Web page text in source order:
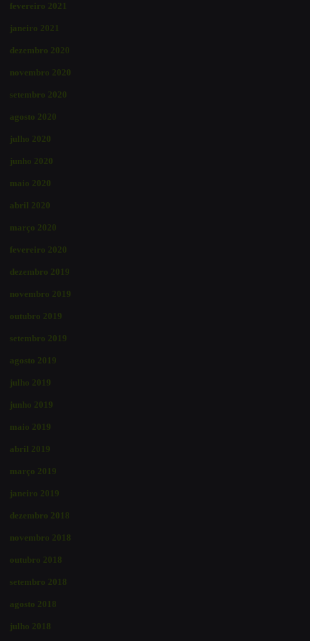
fevereiro 2021
janeiro 2021
dezembro 2020
novembro 2020
setembro 2020
agosto 2020
julho 2020
junho 2020
maio 2020
abril 2020
março 2020
fevereiro 2020
dezembro 2019
novembro 2019
outubro 2019
setembro 2019
agosto 2019
julho 2019
junho 2019
maio 2019
abril 2019
março 2019
janeiro 2019
dezembro 2018
novembro 2018
outubro 2018
setembro 2018
agosto 2018
julho 2018